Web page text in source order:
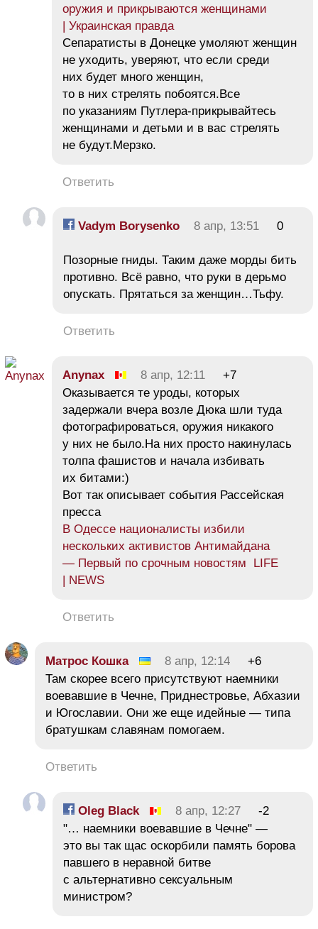
оружия и прикрываются женщинами
| Украинская правда
Сепаратисты в Донецке умоляют женщин
не уходить, уверяют, что если среди
них будет много женщин,
то в них стрелять побоятся.Все
по указаниям Путлера-прикрывайтесь
женщинами и детьми и в вас стрелять
не будут.Мерзко.
Ответить
Vadym Borysenko 8 апр, 13:51 0
Позорные гниды. Таким даже морды бить
противно. Всё равно, что руки в дерьмо
опускать. Прятаться за женщин…Тьфу.
Ответить
Anynax 8 апр, 12:11
+7
Оказывается те уроды, которых
задержали вчера возле Дюка шли туда
фотографироваться, оружия никакого
у них не было.На них просто накинулась
толпа фашистов и начала избивать
их битами:)
Вот так описывает события Рассейская
пресса
В Одессе националисты избили
нескольких активистов Антимайдана
— Первый по срочным новостям LIFE
| NEWS
Ответить
Матрос Кошка 8 апр, 12:14
+6
Там скорее всего присутствуют наемники
воевавшие в Чечне, Приднестровье, Абхазии
и Югославии. Они же еще идейные — типа
братушкам славянам помогаем.
Ответить
Oleg Black 8 апр, 12:27
-2
"… наемники воевавшие в Чечне" —
это вы так щас оскорбили память борова
павшего в неравной битве
с альтернативно сексуальным
министром?